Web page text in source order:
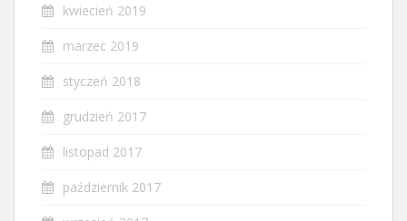
kwiecień 2019
marzec 2019
styczeń 2018
grudzień 2017
listopad 2017
październik 2017